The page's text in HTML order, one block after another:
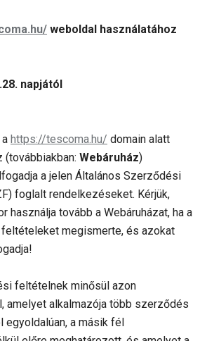
weboldal használatához
napjától
https://tescoma.hu/ domain alatt
(továbbiakban: Webáruház)
a jelen Általános Szerződési
foglalt rendelkezéseket. Kérjük,
használja tovább a Webáruházat, ha a
megismerte, és azokat
feltételnek minősül azon
amelyet alkalmazója több szerződés
egyoldalúan, a másik fél